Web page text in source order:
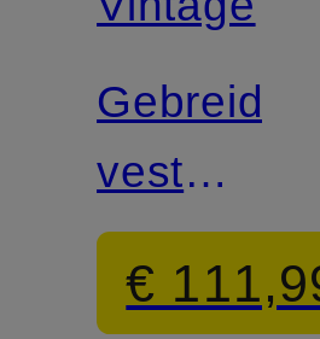
Gebreid
vest
EAST
met
€